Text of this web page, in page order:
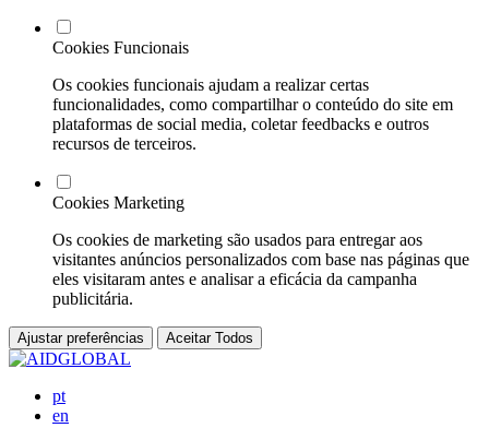
Cookies Funcionais
Os cookies funcionais ajudam a realizar certas
funcionalidades, como compartilhar o conteúdo do site em
plataformas de social media, coletar feedbacks e outros
recursos de terceiros.
Cookies Marketing
Os cookies de marketing são usados para entregar aos
visitantes anúncios personalizados com base nas páginas que
eles visitaram antes e analisar a eficácia da campanha
publicitária.
Ajustar preferências Aceitar Todos
pt
en